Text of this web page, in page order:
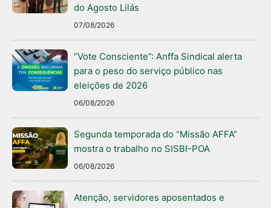
do Agosto Lilás
07/08/2026
“Vote Consciente”: Anffa Sindical alerta
para o peso do serviço público nas
eleições de 2026
06/08/2026
Segunda temporada do “Missão AFFA”
mostra o trabalho no SISBI-POA
06/08/2026
Atenção, servidores aposentados e